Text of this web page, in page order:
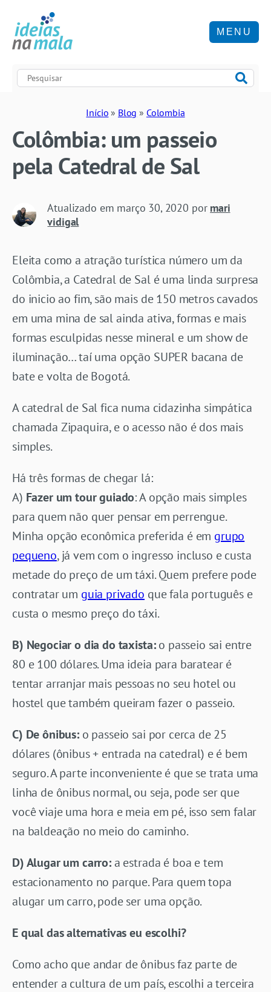
MENU
Início » Blog » Colombia
Colômbia: um passeio
pela Catedral de Sal
Atualizado em março 30, 2020 por mari
vidigal
Eleita como a atração turística número um da
Colômbia, a Catedral de Sal é uma linda surpresa
do inicio ao fim, são mais de 150 metros cavados
em uma mina de sal ainda ativa, formas e mais
formas esculpidas nesse mineral e um show de
iluminação… taí uma opção SUPER bacana de
bate e volta de Bogotá.
A catedral de Sal fica numa cidazinha simpática
chamada Zipaquira, e o acesso não é dos mais
simples.
Há três formas de chegar lá:
A) Fazer um tour guiado: A opção mais simples
para quem não quer pensar em perrengue.
Minha opção econômica preferida é em grupo
pequeno, já vem com o ingresso incluso e custa
metade do preço de um táxi. Quem prefere pode
contratar um guia privado que fala português e
custa o mesmo preço do táxi.
B) Negociar o dia do taxista:o passeio sai entre
80 e 100 dólares. Uma ideia para baratear é
tentar arranjar mais pessoas no seu hotel ou
hostel que também queiram fazer o passeio.
C) De ônibus: o passeio sai por cerca de 25
dólares (ônibus + entrada na catedral) e é bem
seguro. A parte inconveniente é que se trata uma
linha de ônibus normal, ou seja, pode ser que
você viaje uma hora e meia em pé, isso sem falar
na baldeação no meio do caminho.
D) Alugar um carro:a estrada é boa e tem
estacionamento no parque. Para quem topa
alugar um carro, pode ser uma opção.
E qual das alternativas eu escolhi?
Como acho que andar de ônibus faz parte de
entender a cultura de um país, escolhi a terceira